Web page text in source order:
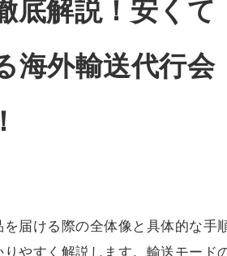
底解説！安くて
海外輸送代行会
届ける際の全体像と具体的な手
りやすく解説します。輸送モード